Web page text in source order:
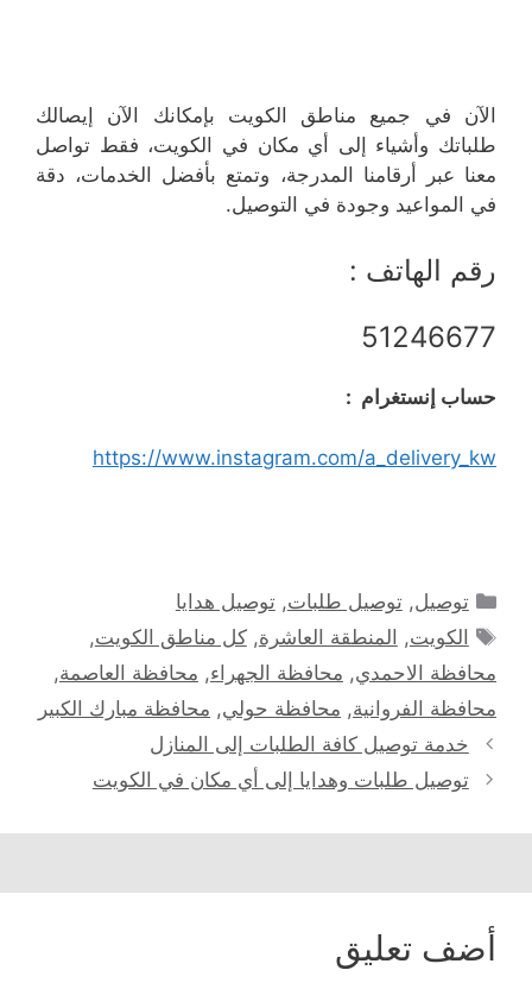
الآن في جميع مناطق الكويت بإمكانك الآن إيصالك
طلباتك وأشياء إلى أي مكان في الكويت، فقط تواصل
معنا عبر أرقامنا المدرجة، وتمتع بأفضل الخدمات، دقة
في المواعيد وجودة في التوصيل.
رقم الهاتف :
51246677
حساب إنستغرام :
https://www.instagram.com/a_delivery_kw
التصنيفات
توصيل,توصيل طلبات,توصيل هدايا
الوسوم
الكويت, المنطقة العاشرة,كل مناطق الكويت,
محافظة الاحمدي, محافظة الجهراء, محافظة العاصمة,
محافظة الفروانية, محافظة حولي, محافظة مبارك الكبير
خدمة توصيل كافة الطلبات إلى المنازل
توصيل طلبات وهدايا إلى أي مكان في الكويت
أضف تعليق